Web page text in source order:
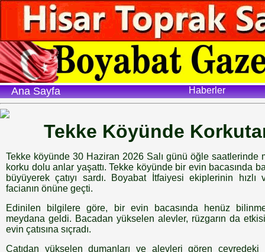
Haberler
Ana Sayfa
Tekke Köyünde
Tekke köyünde 30 Haziran 2026 Salı günü öğle saatlerinde
korku dolu anlar yaşattı. Tekke köyünde bir evin bacasında
büyüyerek çatıyı sardı. Boyabat İtfaiyesi ekiplerinin hızlı
facianın önüne geçti.
Edinilen bilgilere göre, bir evin bacasında henüz
meydana geldi. Bacadan yükselen alevler, rüzgarın da
evin çatısına sıçradı.
Çatıdan yükselen dumanları ve alevleri gören çevredeki